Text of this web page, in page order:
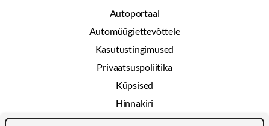
Autoportaal
Automüügiettevõttele
Kasutustingimused
Privaatsuspoliitika
Küpsised
Hinnakiri
Reklaam